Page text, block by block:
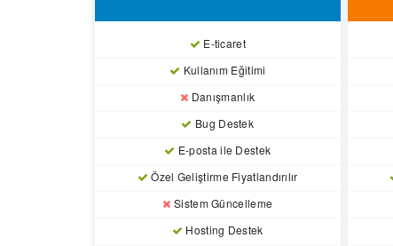
E-ticaret
Kullanım Eğitimi
Danışmanlık
Bug Destek
E-posta ile Destek
Özel Geliştirme Fiyatlandırılır
Sistem Güncelleme
Hosting Destek